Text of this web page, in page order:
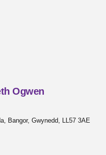
Ogwen
Bangor, Gwynedd, LL57 3AE